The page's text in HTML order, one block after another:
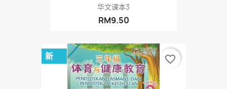
华文课本3
RM9.50
新 favorite_border